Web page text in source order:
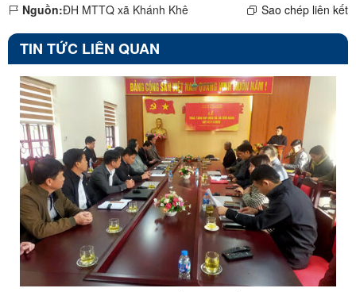
Nguồn:ĐH MTTQ xã Khánh Khê Sao chép liên kết
TIN TỨC LIÊN QUAN